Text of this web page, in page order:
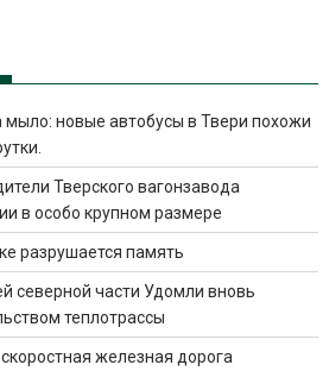
мыло: новые автобусы в Твери похожи
Тверского вагонзавода
в особо крупном размере
разрушается память
северной части Удомли вновь
теплотрассы
железная дорога